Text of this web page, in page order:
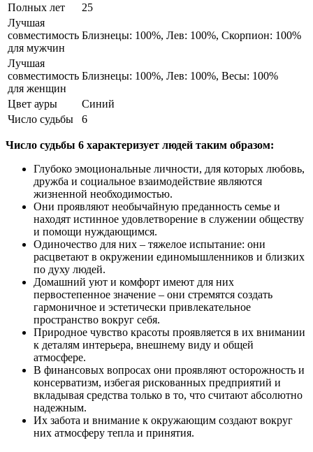
Полных лет
25
Лучшая
совместимость
для мужчин
Близнецы: 100%, Лев: 100%, Скорпион: 100%
Лучшая
совместимость
для женщин
Близнецы: 100%, Лев: 100%, Весы: 100%
Цвет ауры
Синий
Число судьбы
6
Число судьбы 6 характеризует людей таким образом:
Глубоко эмоциональные личности, для которых любовь,
дружба и социальное взаимодействие являются
жизненной необходимостью.
Они проявляют необычайную преданность семье и
находят истинное удовлетворение в служении обществу
и помощи нуждающимся.
Одиночество для них – тяжелое испытание: они
расцветают в окружении единомышленников и близких
по духу людей.
Домашний уют и комфорт имеют для них
первостепенное значение – они стремятся создать
гармоничное и эстетически привлекательное
пространство вокруг себя.
Природное чувство красоты проявляется в их внимании
к деталям интерьера, внешнему виду и общей
атмосфере.
В финансовых вопросах они проявляют осторожность и
консерватизм, избегая рискованных предприятий и
вкладывая средства только в то, что считают абсолютно
надежным.
Их забота и внимание к окружающим создают вокруг
них атмосферу тепла и принятия.